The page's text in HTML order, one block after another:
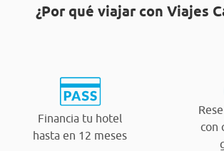
¿Por qué viajar con Viajes
Financia tu hotel
hasta en 12 meses
con